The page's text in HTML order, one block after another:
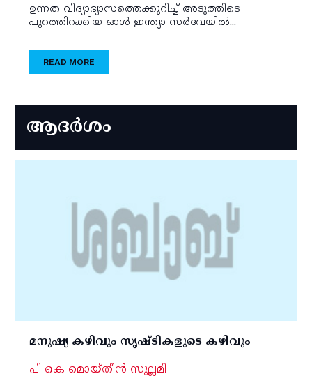
ഉന്നത വിദ്യാഭ്യാസത്തെക്കുറിച്ച് അടുത്തിടെ
പുറത്തിറക്കിയ ഓള്‍ ഇന്ത്യാ സര്‍വേയില്‍...
READ MORE
ആദർശം
മനുഷ്യ കഴിവും സൃഷ്ടികളുടെ കഴിവും
പി കെ മൊയ്തീന്‍ സുല്ലമി